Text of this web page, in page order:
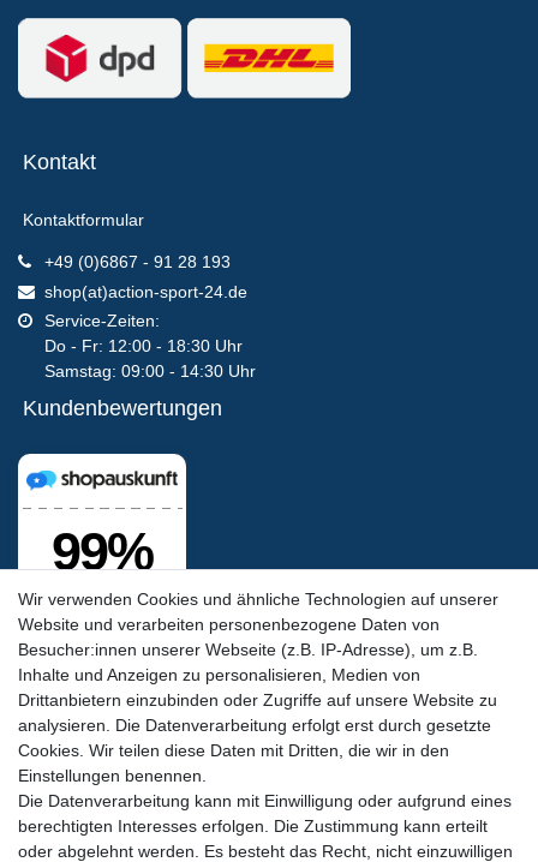
Wir verwenden Cookies und ähnliche Technologien auf unserer
Website und verarbeiten personenbezogene Daten von
Besucher:innen unserer Webseite (z.B. IP-Adresse), um z.B.
Inhalte und Anzeigen zu personalisieren, Medien von
Drittanbietern einzubinden oder Zugriffe auf unsere Website zu
analysieren. Die Datenverarbeitung erfolgt erst durch gesetzte
Cookies. Wir teilen diese Daten mit Dritten, die wir in den
Einstellungen benennen.
Die Datenverarbeitung kann mit Einwilligung oder aufgrund eines
berechtigten Interesses erfolgen. Die Zustimmung kann erteilt
oder abgelehnt werden. Es besteht das Recht, nicht einzuwilligen
Kontakt
Kontaktformular
+49 (0)6867 - 91 28 193
shop(at)action-sport-24.de
Service-Zeiten:
Do - Fr: 12:00 - 18:30 Uhr
Samstag: 09:00 - 14:30 Uhr
Kundenbewertungen
Siegel & Zertifikate